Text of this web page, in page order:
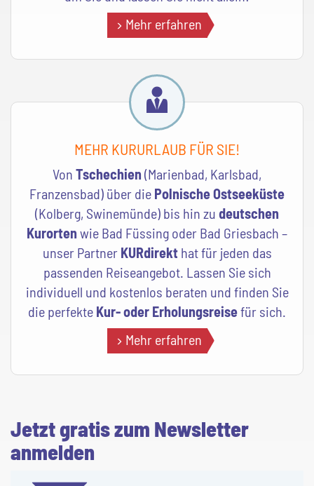
Mehr erfahren
MEHR KURURLAUB FÜR SIE!
Von Tschechien (Marienbad, Karlsbad,
Franzensbad) über die Polnische Ostseeküste
(Kolberg, Swinemünde) bis hin zu deutschen
Kurorten wie Bad Füssing oder Bad Griesbach –
unser Partner KURdirekthat für jeden das
passenden Reiseangebot. Lassen Sie sich
individuell und kostenlos beraten und finden Sie
die perfekte Kur- oder Erholungsreisefür sich.
Mehr erfahren
Jetzt gratis zum Newsletter
anmelden